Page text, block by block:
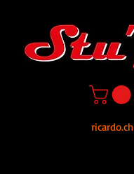
ricardo.ch